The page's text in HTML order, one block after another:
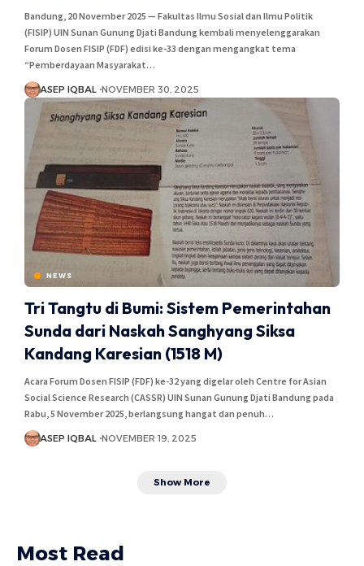
Bandung, 20 November 2025 — Fakultas Ilmu Sosial dan Ilmu Politik
(FISIP) UIN Sunan Gunung Djati Bandung kembali menyelenggarakan
Forum Dosen FISIP (FDF) edisi ke-33 dengan mengangkat tema
“Pemberdayaan Masyarakat…
ASEP IQBAL NOVEMBER 30, 2025
NEWS
Tri Tangtu di Bumi: Sistem Pemerintahan
Sunda dari Naskah Sanghyang Siksa
Kandang Karesian (1518 M)
Acara Forum Dosen FISIP (FDF) ke-32 yang digelar oleh Centre for Asian
Social Science Research (CASSR) UIN Sunan Gunung Djati Bandung pada
Rabu, 5 November 2025, berlangsung hangat dan penuh…
ASEP IQBAL NOVEMBER 19, 2025
Show More
Most Read